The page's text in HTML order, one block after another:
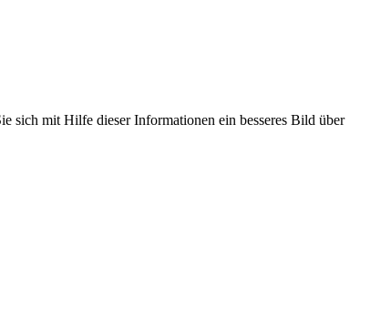
sich mit Hilfe dieser Informationen ein besseres Bild über